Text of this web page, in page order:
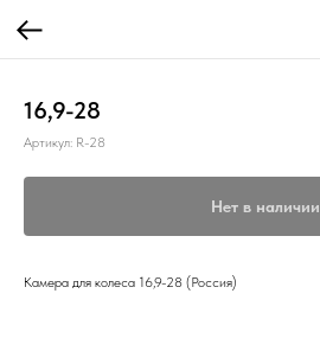
16,9-28
Артикул: R-28
Нет в наличии
Камера для колеса 16,9-28 (Россия)